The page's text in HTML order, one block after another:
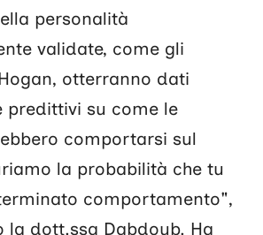
personalità
validate, come gli
otterranno dati
predittivi su come le
comportarsi sul
la probabilità che tu
comportamento",
la dott.ssa Dabdoub. Ha